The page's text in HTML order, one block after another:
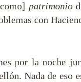
patrimonio
con
por la noche
Nada de eso